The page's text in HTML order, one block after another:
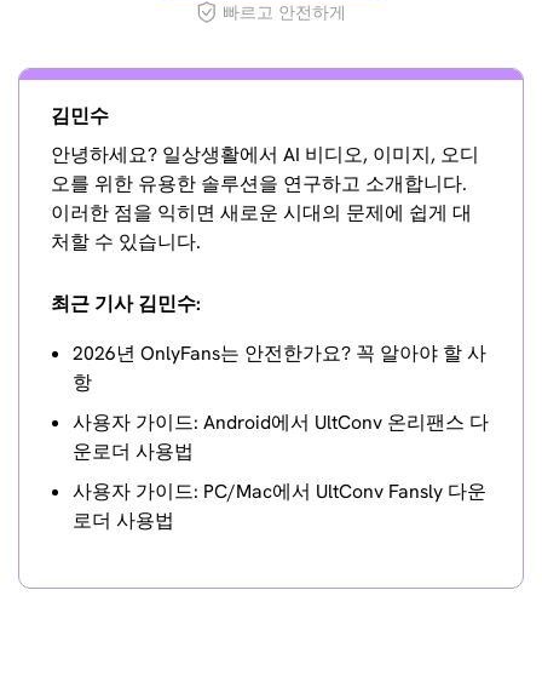
빠르고 안전하게
김민수
안녕하세요? 일상생활에서 AI 비디오, 이미지, 오디
오를 위한 유용한 솔루션을 연구하고 소개합니다.
이러한 점을 익히면 새로운 시대의 문제에 쉽게 대
처할 수 있습니다.
최근 기사 김민수:
2026년 OnlyFans는 안전한가요? 꼭 알아야 할 사
항
사용자 가이드: Android에서 UltConv 온리팬스 다
운로더 사용법
사용자 가이드: PC/Mac에서 UltConv Fansly 다운
로더 사용법